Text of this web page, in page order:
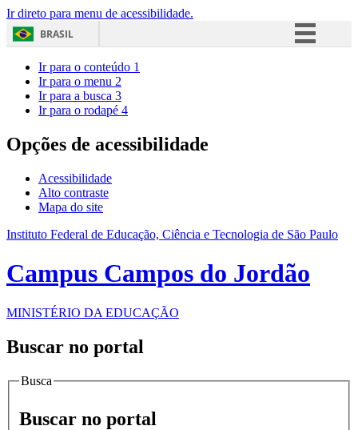
Ir direto para menu de acessibilidade.
BRASIL
Acesso à informação
Ir para o conteúdo 1
Ir para o menu 2
Ir para a busca 3
Ir para o rodapé 4
Opções de acessibilidade
Acessibilidade
Alto contraste
Mapa do site
Instituto Federal de Educação, Ciência e Tecnologia de São Paulo
Campus Campos do Jordão
MINISTÉRIO DA EDUCAÇÃO
Buscar no portal
Busca
Buscar no portal